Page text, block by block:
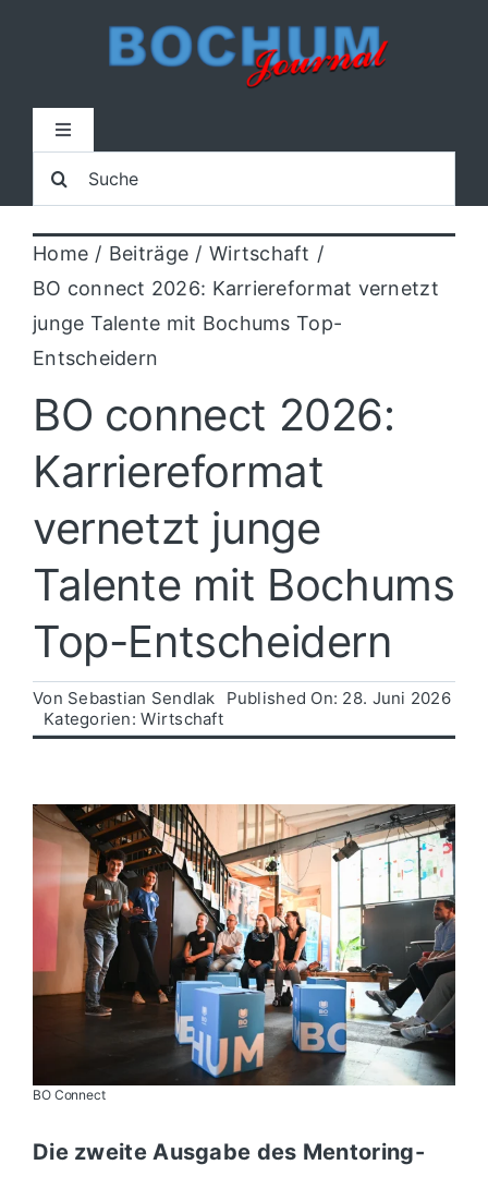
Toggle
Home
Lokal
Blaulicht
Sport
Kultur
Politik
Suche
nach:
Home Beiträge
Wirtschaft
BO connect 2026: Karriereformat vernetzt
junge Talente mit Bochums Top-
Entscheidern
BO connect 2026:
Karriereformat
vernetzt junge
Talente mit Bochums
Top-Entscheidern
Von Sebastian Sendlak
Published On: 28. Juni 2026
Kategorien:Wirtschaft
BO Connect
Die zweite Ausgabe des Mentoring-